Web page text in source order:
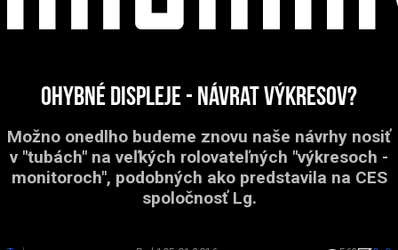
Ohybné displeje - návrat výkresov?
Možno onedlho budeme znovu naše návrhy nosiť
v "tubách" na veľkých rolovateľných "výkresoch -
monitoroch", podobných ako predstavila na CES
spoločnosť Lg.